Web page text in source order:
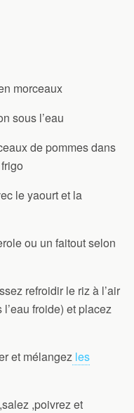
morceaux
sous l’eau
de pommes dans
le yaourt et la
ou un faitout selon
refroidir le riz à l’air
froide) et placez
et mélangez les
,poivrez et